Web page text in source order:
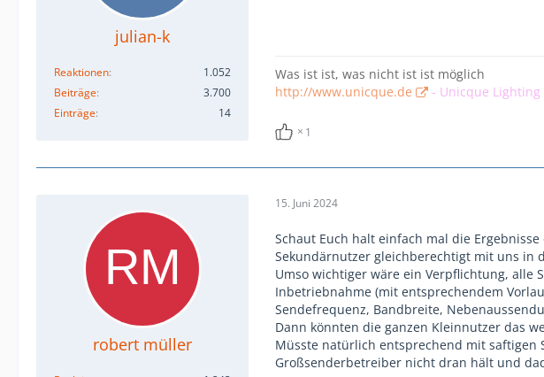
julian-k
Reaktionen
1.052
Beiträge
3.700
Einträge
14
Was ist ist, was nicht ist ist möglich
http://www.unicque.de
- Unicque Lighting
1
robert müller
15. Juni 2024
Schaut Euch halt einfach mal die
Sekundärnutzer gleichberechtigt mit uns in
Umso wichtiger wäre ein Verpflichtung, alle
Inbetriebnahme (mit entsprechendem
Sendefrequenz, Bandbreite,
Dann könnten die ganzen Kleinnutzer das
Müsste natürlich entsprechend mit saftigen
Großsenderbetreiber nicht dran hält und